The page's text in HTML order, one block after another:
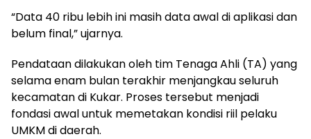
“Data 40 ribu lebih ini masih data awal di aplikasi dan
belum final,” ujarnya.
Pendataan dilakukan oleh tim Tenaga Ahli (TA) yang
selama enam bulan terakhir menjangkau seluruh
kecamatan di Kukar. Proses tersebut menjadi
fondasi awal untuk memetakan kondisi riil pelaku
UMKM di daerah.